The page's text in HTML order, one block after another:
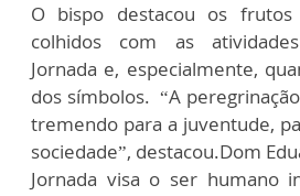
O bispo destacou os
colhidos com as
Jornada e, especialmente,
dos símbolos. “A
tremendo para a juventude,
sociedade”, destacou.Dom
Jornada visa o ser humano